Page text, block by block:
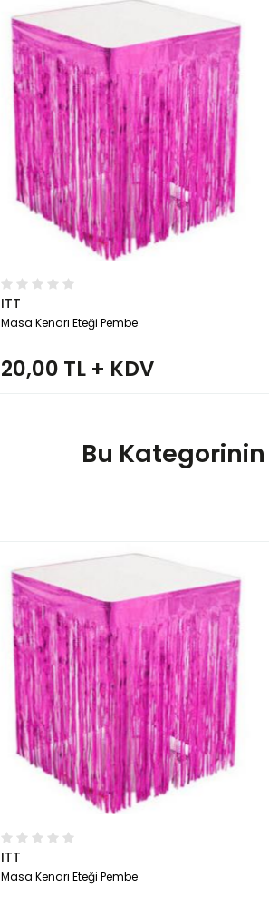
ITT
Masa Kenarı Eteği Mor
20,00 TL + KDV
Bu Kategorinin
ITT
Masa Kenarı Eteği Kırmızı